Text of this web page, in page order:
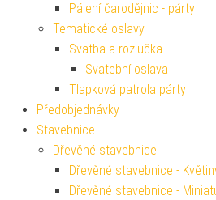
Pálení čarodějnic - párty
Tematické oslavy
Svatba a rozlučka
Svatební oslava
Tlapková patrola párty
Předobjednávky
Stavebnice
Dřevěné stavebnice
Dřevěné stavebnice -
Dřevěné stavebnice -